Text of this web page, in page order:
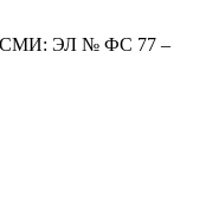
СМИ: ЭЛ № ФС 77 –